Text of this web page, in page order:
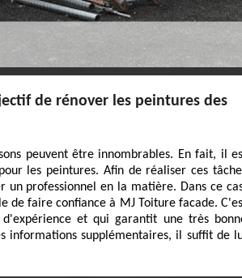
de rénover les peintures des
peuvent être innombrables. En fait, il
les peintures. Afin de réaliser ces
professionnel en la matière. Dans ce
de faire confiance à MJ Toiture facade.
et qui garantit une très
informations supplémentaires, il suffit de